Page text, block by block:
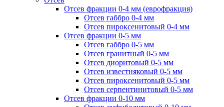
Отсев фракции 0-4 мм (еврофракция)
Отсев габбро 0-4 мм
Отсев пироксенитовый 0-4 мм
Отсев фракции 0-5 мм
Отсев габбро 0-5 мм
Отсев гранитный 0-5 мм
Отсев диоритовый 0-5 мм
Отсев известняковый 0-5 мм
Отсев пироксенитовый 0-5 мм
Отсев серпентинитовый 0-5 мм
Отсев фракции 0-10 мм